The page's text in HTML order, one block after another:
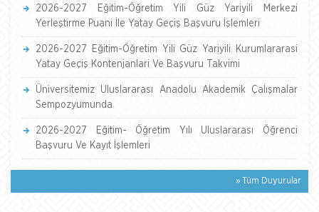
2026-2027 Eğitim-Öğretim Yili Güz Yariyili Merkezi
Yerleştirme Puani İle Yatay Geçiş Başvuru İşlemleri
2026-2027 Eğitim-Öğretim Yili Güz Yariyili Kurumlararasi
Yatay Geçiş Kontenjanlari Ve Başvuru Takvimi
Üniversitemiz Uluslararası Anadolu Akademik Çalışmalar
Sempozyumunda
2026-2027 Eğitim- Öğretim Yılı Uluslararası Öğrenci
Başvuru Ve Kayıt İşlemleri
» Tüm Duyurular